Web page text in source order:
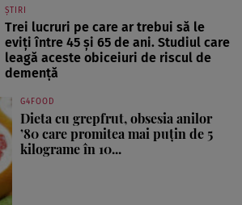
ȘTIRI
Trei lucruri pe care ar trebui să le
eviți între 45 și 65 de ani. Studiul care
leagă aceste obiceiuri de riscul de
demență
G4FOOD
Dieta cu grepfrut, obsesia anilor
’80 care promitea mai puțin de 5
kilograme în 10...